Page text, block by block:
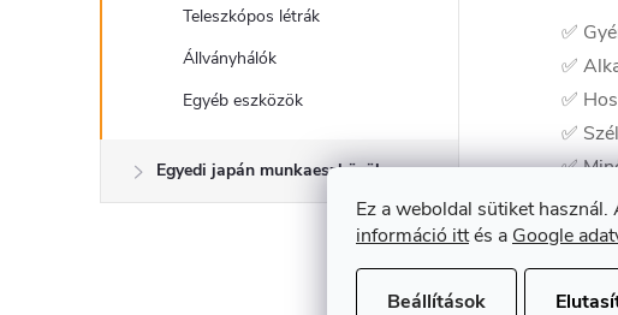
Ez a weboldal sütiket
információ ittés a Google
Beállítások
Teleszkópos létrák
Állványhálók
Egyéb eszközök
Egyedi japán munkaeszközök
✅
✅
✅
✅
✅
✅ A
✅
Az